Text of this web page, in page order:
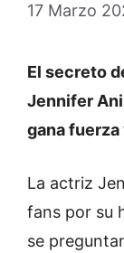
17 Marzo
El secreto
Jennifer
gana
La actriz
fans por su
se